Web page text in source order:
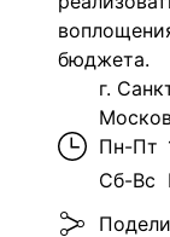
бюджета.
г.
Пн-Пт
Сб-Вс